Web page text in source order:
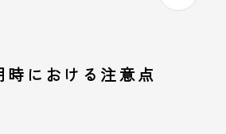
時における注意点